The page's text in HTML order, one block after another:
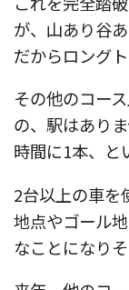
が、山あり谷
だからロング
その他のコー
の、駅はあり
時間に1本、と
2台以上の車を
地点やゴール
なことになりそ